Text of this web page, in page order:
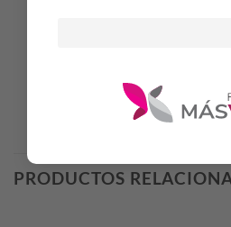
1 Skin1004 Madagascar Centella
Productos
PRODUCTOS